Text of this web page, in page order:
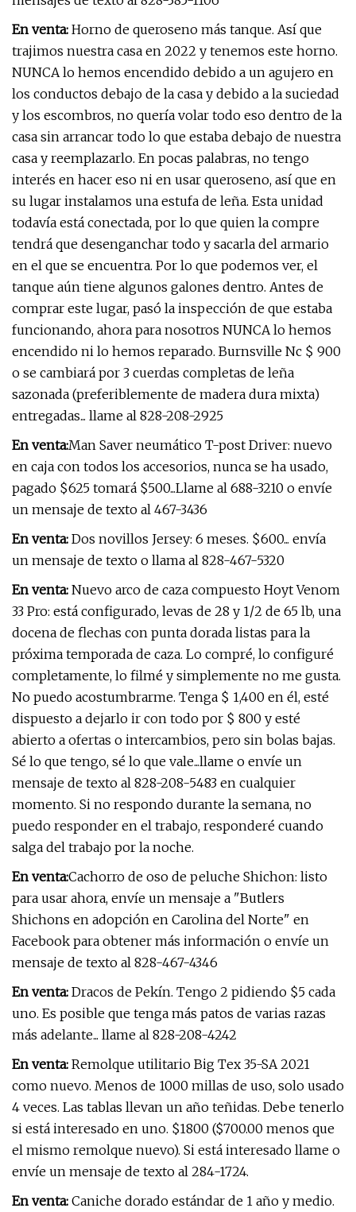
En venta: Horno de queroseno más tanque. Así que
trajimos nuestra casa en 2022 y tenemos este horno.
NUNCA lo hemos encendido debido a un agujero en
los conductos debajo de la casa y debido a la suciedad
y los escombros, no quería volar todo eso dentro de la
casa sin arrancar todo lo que estaba debajo de nuestra
casa y reemplazarlo. En pocas palabras, no tengo
interés en hacer eso ni en usar queroseno, así que en
su lugar instalamos una estufa de leña. Esta unidad
todavía está conectada, por lo que quien la compre
tendrá que desenganchar todo y sacarla del armario
en el que se encuentra. Por lo que podemos ver, el
tanque aún tiene algunos galones dentro. Antes de
comprar este lugar, pasó la inspección de que estaba
funcionando, ahora para nosotros NUNCA lo hemos
encendido ni lo hemos reparado. Burnsville Nc $ 900
o se cambiará por 3 cuerdas completas de leña
sazonada (preferiblemente de madera dura mixta)
entregadas... llame al 828-208-2925
En venta:Man Saver neumático T-post Driver: nuevo
en caja con todos los accesorios, nunca se ha usado,
pagado $625 tomará $500...Llame al 688-3210 o envíe
un mensaje de texto al 467-3436
En venta: Dos novillos Jersey: 6 meses. $600... envía
un mensaje de texto o llama al 828-467-5320
En venta: Nuevo arco de caza compuesto Hoyt Venom
33 Pro: está configurado, levas de 28 y 1/2 de 65 lb, una
docena de flechas con punta dorada listas para la
próxima temporada de caza. Lo compré, lo configuré
completamente, lo filmé y simplemente no me gusta.
No puedo acostumbrarme. Tenga $ 1,400 en él, esté
dispuesto a dejarlo ir con todo por $ 800 y esté
abierto a ofertas o intercambios, pero sin bolas bajas.
Sé lo que tengo, sé lo que vale...llame o envíe un
mensaje de texto al 828-208-5483 en cualquier
momento. Si no respondo durante la semana, no
puedo responder en el trabajo, responderé cuando
salga del trabajo por la noche.
En venta:Cachorro de oso de peluche Shichon: listo
para usar ahora, envíe un mensaje a "Butlers
Shichons en adopción en Carolina del Norte" en
Facebook para obtener más información o envíe un
mensaje de texto al 828-467-4346
En venta: Dracos de Pekín. Tengo 2 pidiendo $5 cada
uno. Es posible que tenga más patos de varias razas
más adelante... llame al 828-208-4242
En venta: Remolque utilitario Big Tex 35-SA 2021
como nuevo. Menos de 1000 millas de uso, solo usado
4 veces. Las tablas llevan un año teñidas. Debe tenerlo
si está interesado en uno. $1800 ($700.00 menos que
el mismo remolque nuevo). Si está interesado llame o
envíe un mensaje de texto al 284-1724.
En venta: Caniche dorado estándar de 1 año y medio.